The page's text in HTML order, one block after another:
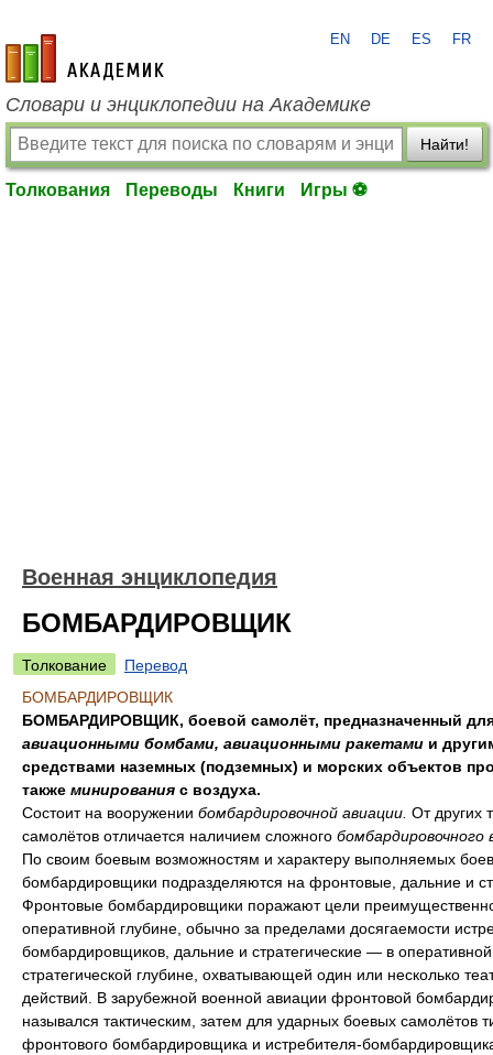
academic.ru
EN DE ES FR
Словари и энциклопедии на Академике
Найти!
Толкования Переводы Книги Игры ⚽
Военная энциклопедия
БОМБАРДИРОВЩИК
Толкование
Перевод
БОМБАРДИРОВЩИК
БОМБАРДИРОВЩИК, боевой самолёт, предназначенный
авиационными бомбами, авиационными ракетами и
средствами наземных (подземных) и морских объектов
также минирования с воздуха.
Состоит на вооружении бомбардировочной авиации. От других
самолётов отличается наличием сложного бомбардировочного
По своим боевым возможностям и характеру выполняемых
бомбардировщики подразделяются на фронтовые, дальние и
Фронтовые бомбардировщики поражают цели
оперативной глубине, обычно за пределами досягаемости
бомбардировщиков, дальние и стратегические — в
стратегической глубине, охватывающей один или несколько
действий. В зарубежной военной авиации фронтовой
назывался тактическим, затем для ударных боевых самолётов
фронтового бомбардировщика и истребителя-